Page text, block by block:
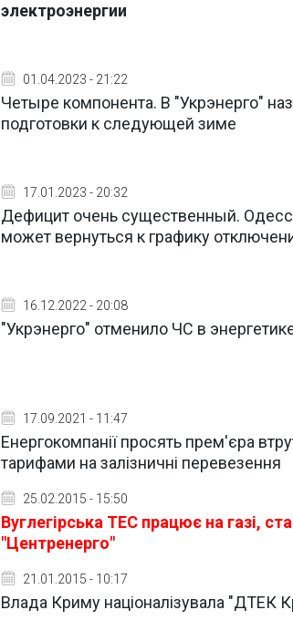
электроэнергии
01.04.2023 - 21:22
Четыре компонента. В "Укрэнерго"
подготовки к следующей зиме
17.01.2023 - 20:32
Дефицит очень существенный.
может вернуться к графику
16.12.2022 - 20:08
"Укрэнерго" отменило ЧС в
17.09.2021 - 11:47
Енергокомпанії просять прем'єра
тарифами на залізничні перевезення
25.02.2015 - 15:50
Вуглегірська ТЕС працює на газі,
"Центренерго"
21.01.2015 - 10:17
Влада Криму націоналізувала "ДТЕК